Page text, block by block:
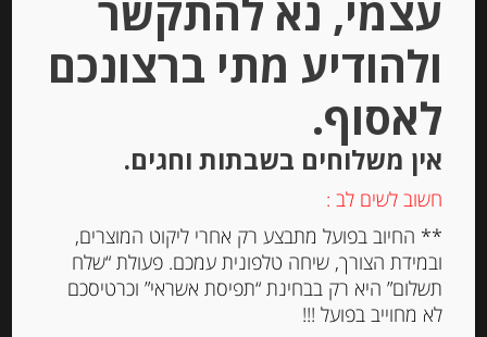
-
₪73.00
מחיר ל 100 גרם: 22.12 ש"ח
עצמי, נא להתקשר
ולהודיע מתי ברצונכם
לאסוף.
אין משלוחים בשבתות וחגים.
חשוב לשים לב :
** החיוב בפועל מתבצע רק אחרי ליקוט המוצרים,
ובמידת הצורך, שיחה טלפונית עמכם. פעולת “שלח
תשלום” היא רק בבחינת “תפיסת אשראי” וכרטיסכם
לא מחוייב בפועל !!!